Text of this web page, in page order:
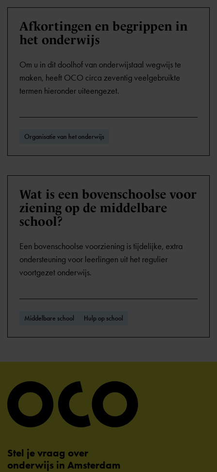
Afkortingen en begrippen in
het onderwijs
Om u in dit doolhof van onderwijstaal wegwijs te
maken, heeft OCO circa zeventig veelgebruikte
termen hieronder uiteengezet.
Organisatie van het onderwijs
Wat is een bovenschoolse voor
ziening op de middelbare
school?
Een bovenschoolse voorziening is tijdelijke, extra
ondersteuning voor leerlingen uit het regulier
voortgezet onderwijs.
Middelbare school Hulp op school
Stel je vraag over
onderwijs in Amsterdam